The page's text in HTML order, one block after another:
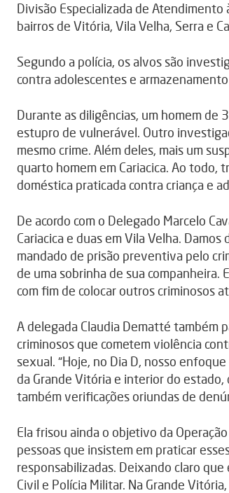
Divisão Especializada de Atendimento
bairros de Vitória, Vila Velha, Serra e
Segundo a polícia, os alvos são
contra adolescentes e
Durante as diligências, um homem de
estupro de vulnerável. Outro
mesmo crime. Além deles, mais um
quarto homem em Cariacica. Ao
doméstica praticada contra criança e
De acordo com o Delegado Marcelo
Cariacica e duas em Vila Velha.
mandado de prisão preventiva pelo
de uma sobrinha de sua companheira.
com fim de colocar outros criminosos
A delegada Claudia Dematté também
criminosos que cometem violência
sexual. “Hoje, no Dia D, nosso
da Grande Vitória e interior do
também verificações oriundas de
Ela frisou ainda o objetivo da
pessoas que insistem em praticar
responsabilizadas. Deixando claro
Civil e Polícia Militar. Na Grande